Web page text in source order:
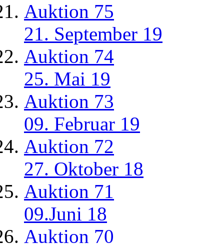
Auktion 75
21. September 19
Auktion 74
25. Mai 19
Auktion 73
09. Februar 19
Auktion 72
27. Oktober 18
Auktion 71
09.Juni 18
Auktion 70